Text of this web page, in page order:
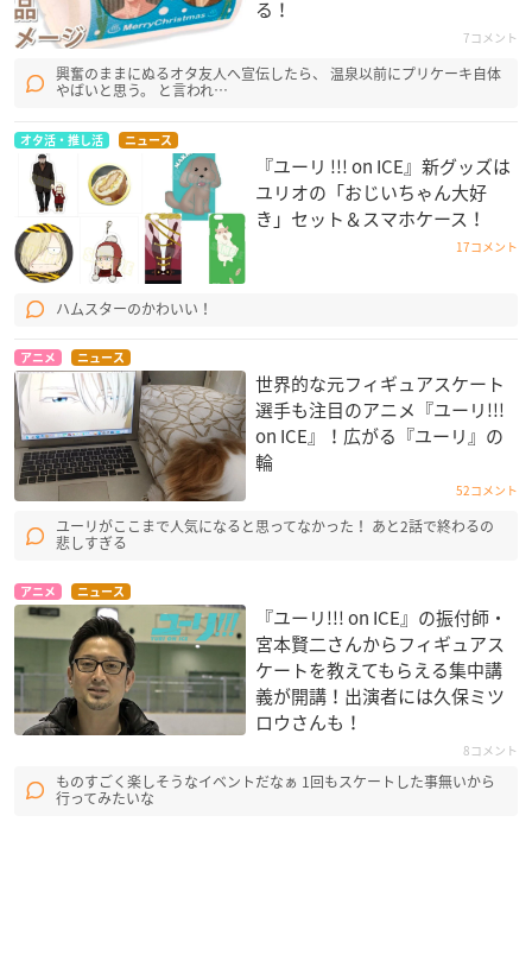
る！
7コメント
興奮のままにぬるオタ友人へ宣伝したら、 温泉以前にプリケーキ自体
やばいと思う。 と言われ…
オタ活・推し活 ニュース
『ユーリ !!! on ICE』新グッズは
ユリオの「おじいちゃん大好
き」セット＆スマホケース！
17コメント
ハムスターのかわいい！
アニメ ニュース
世界的な元フィギュアスケート
選手も注目のアニメ『ユーリ!!!
on ICE』！広がる『ユーリ』の
輪
52コメント
ユーリがここまで人気になると思ってなかった！ あと2話で終わるの
悲しすぎる
アニメ ニュース
『ユーリ!!! on ICE』の振付師・
宮本賢二さんからフィギュアス
ケートを教えてもらえる集中講
義が開講！出演者には久保ミツ
ロウさんも！
8コメント
ものすごく楽しそうなイベントだなぁ 1回もスケートした事無いから
行ってみたいな